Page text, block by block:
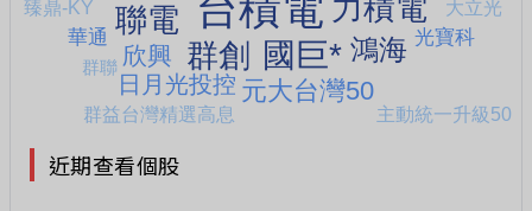
近期查看個股